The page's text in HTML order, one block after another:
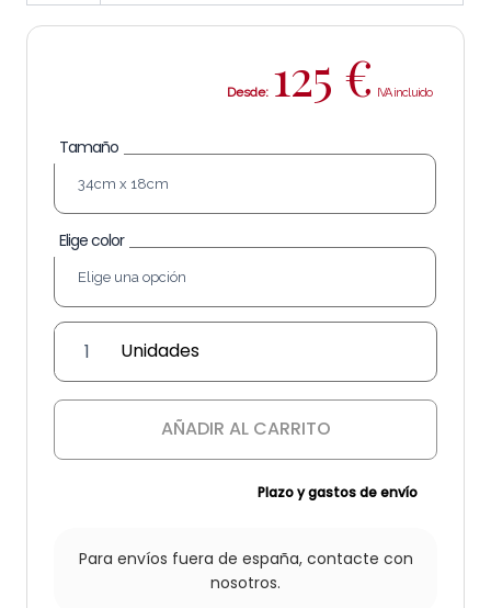
Desde: 125 €
Tamaño
Elige color
Aplique
"Sotogrande"
cantidad
AÑADIR AL CARRITO
Plazo y gastos de envío
Para envíos fuera de españa, contacte con
nosotros.